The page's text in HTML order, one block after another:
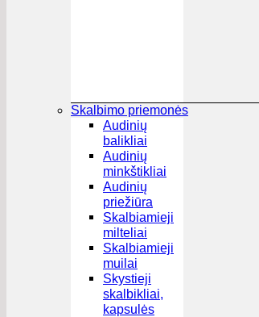
Skalbimo priemonės
Audinių
balikliai
Audinių
minkštikliai
Audinių
priežiūra
Skalbiamieji
milteliai
Skalbiamieji
muilai
Skystieji
skalbikliai,
kapsulės